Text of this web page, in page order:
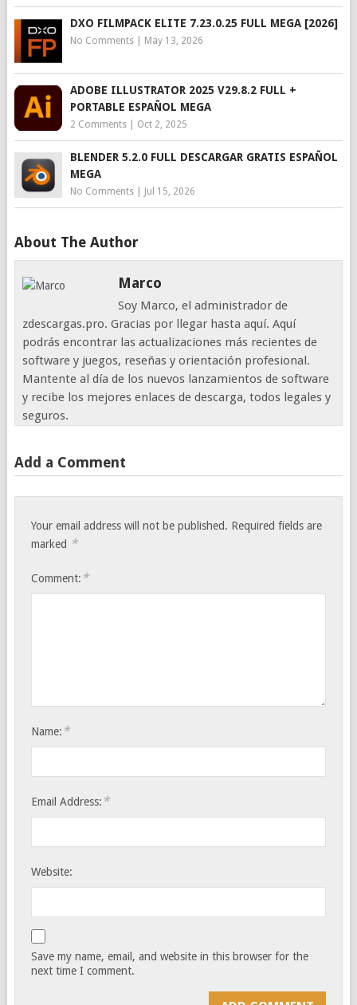
DXO FILMPACK ELITE 7.23.0.25 FULL MEGA [2026]
No Comments| May 13, 2026
ADOBE ILLUSTRATOR 2025 V29.8.2 FULL +
PORTABLE ESPAÑOL MEGA
2 Comments| Oct 2, 2025
BLENDER 5.2.0 FULL DESCARGAR GRATIS ESPAÑOL
MEGA
No Comments| Jul 15, 2026
About The Author
Marco
Soy Marco, el administrador de
zdescargas.pro. Gracias por llegar hasta aquí. Aquí
podrás encontrar las actualizaciones más recientes de
software y juegos, reseñas y orientación profesional.
Mantente al día de los nuevos lanzamientos de software
y recibe los mejores enlaces de descarga, todos legales y
seguros.
Add a Comment
Your email address will not be published. Required fields are
marked *
Comment: *
Name: *
Email Address: *
Website:
Save my name, email, and website in this browser for the
next time I comment.